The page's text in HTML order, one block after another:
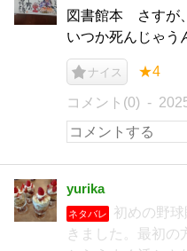
図書館本 さすが
いつか死んじゃう
ナイス ★4
コメント(0)
yurika
ネタバレ
初めの野
きました。最初の